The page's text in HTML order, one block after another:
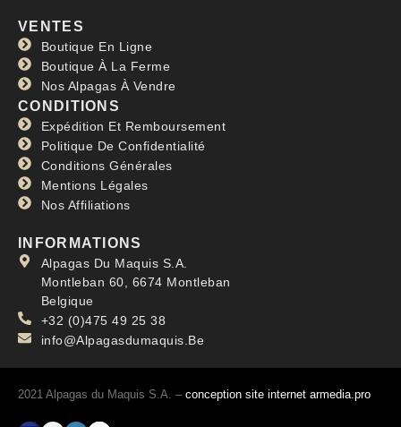
VENTES
Boutique En Ligne
Boutique À La Ferme
Nos Alpagas À Vendre
CONDITIONS
Expédition Et Remboursement
Politique De Confidentialité
Conditions Générales
Mentions Légales
Nos Affiliations
INFORMATIONS
Alpagas Du Maquis S.A.
Montleban 60, 6674 Montleban
Belgique
+32 (0)475 49 25 38
info@Alpagasdumaquis.Be
2021 Alpagas du Maquis S.A. – conception site internet armedia.pro